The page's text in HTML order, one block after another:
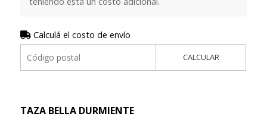
Calculá el costo de envío
CALCULAR
TAZA BELLA DURMIENTE